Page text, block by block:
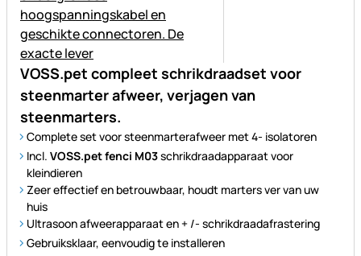
VOSS.pet compleet schrikdraadset voor
steenmarter afweer, verjagen van
steenmarters.
Complete set voor steenmarterafweer met 4- isolatoren
Incl. VOSS.pet fenci M03schrikdraadapparaat voor
kleindieren
Zeer effectief en betrouwbaar, houdt marters ver van uw
huis
Ultrasoon afweerapparaat en + /- schrikdraadafrastering
Gebruiksklaar, eenvoudig te installeren